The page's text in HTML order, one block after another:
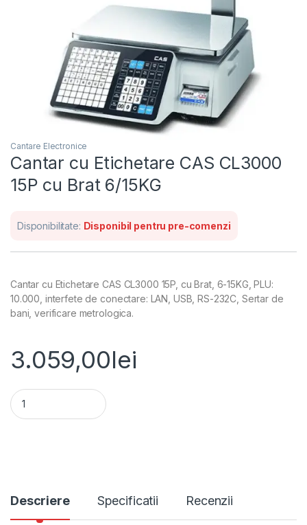
Cantare Electronice
Cantar cu Etichetare CAS CL3000
15P cu Brat 6/15KG
Disponibilitate: Disponibil pentru pre-comenzi
Cantar cu Etichetare CAS CL3000 15P, cu Brat, 6-15KG, PLU:
10.000, interfete de conectare: LAN, USB, RS-232C, Sertar de
bani, verificare metrologica.
3.059,00lei
Cantar cu Etichetare CAS CL3000 15P cu Brat 6/15KG
Descriere Specificatii Recenzii